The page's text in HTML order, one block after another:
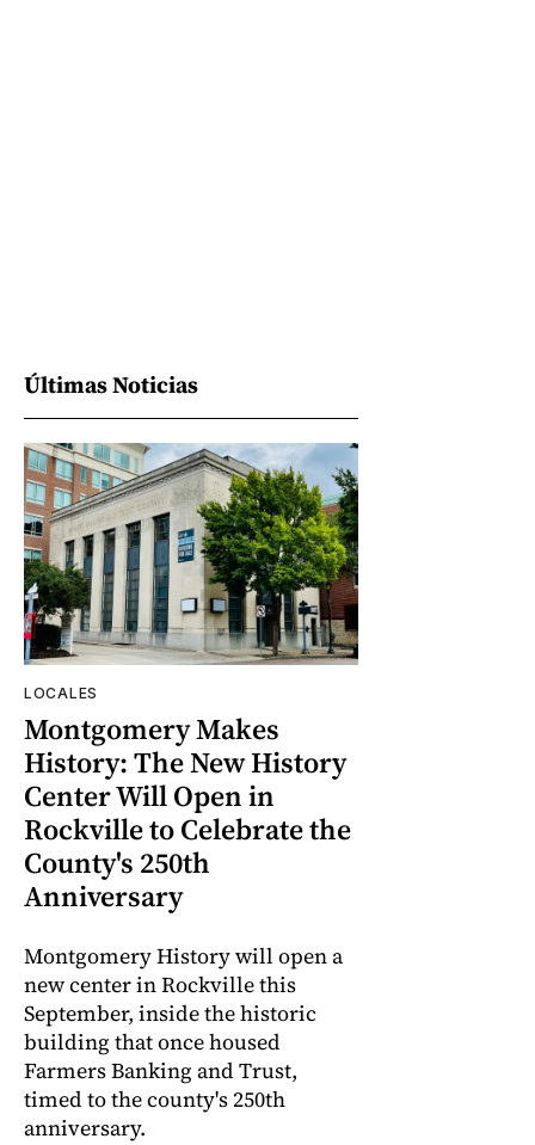
Últimas Noticias
LOCALES
Montgomery Makes
History: The New History
Center Will Open in
Rockville to Celebrate the
County's 250th
Anniversary
Montgomery History will open a
new center in Rockville this
September, inside the historic
building that once housed
Farmers Banking and Trust,
timed to the county's 250th
anniversary.